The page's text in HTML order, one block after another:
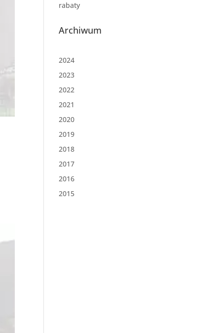
rabaty
Archiwum
2024
2023
2022
2021
2020
2019
2018
2017
2016
2015